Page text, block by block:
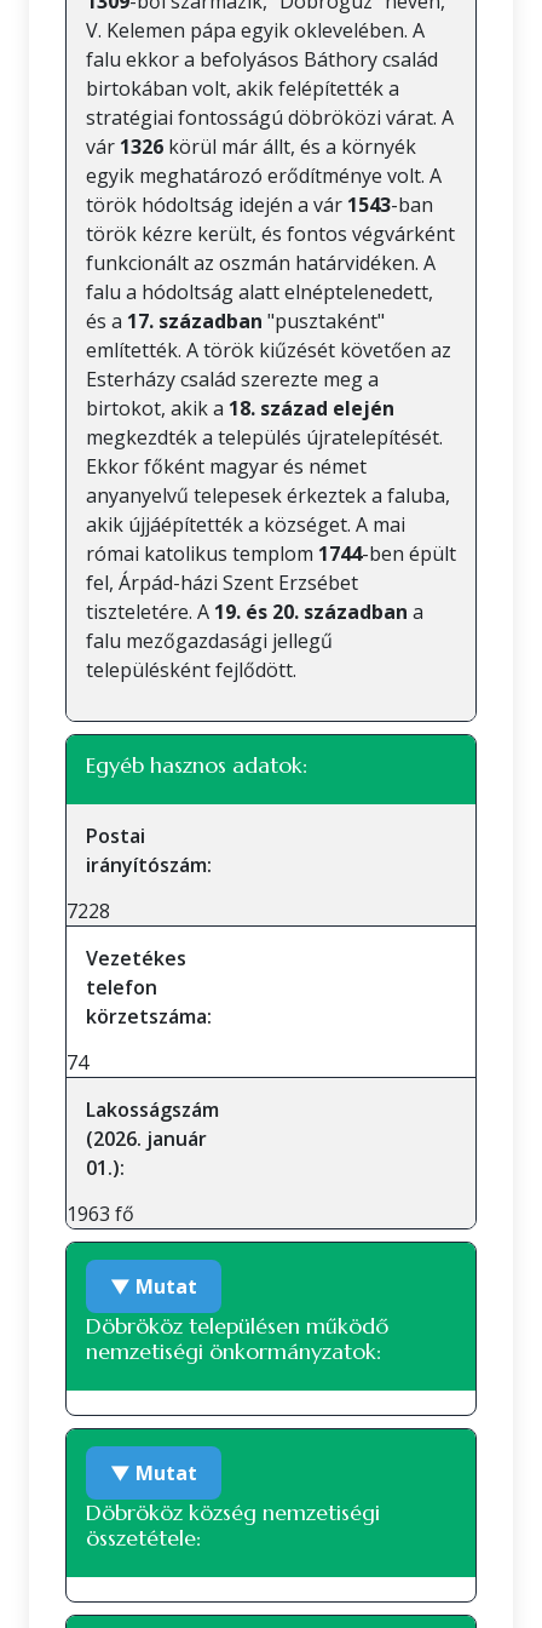
V. Kelemen pápa egyik oklevelében. A
falu ekkor a befolyásos Báthory család
birtokában volt, akik felépítették a
stratégiai fontosságú döbröközi várat. A
vár 1326 körül már állt, és a környék
egyik meghatározó erődítménye volt. A
török hódoltság idején a vár 1543-ban
török kézre került, és fontos végvárként
funkcionált az oszmán határvidéken. A
falu a hódoltság alatt elnéptelenedett,
és a 17. században "pusztaként"
említették. A török kiűzését követően az
Esterházy család szerezte meg a
birtokot, akik a 18. század elején
megkezdték a település újratelepítését.
Ekkor főként magyar és német
anyanyelvű telepesek érkeztek a faluba,
akik újjáépítették a községet. A mai
római katolikus templom 1744-ben épült
fel, Árpád-házi Szent Erzsébet
tiszteletére. A 19. és 20. században a
falu mezőgazdasági jellegű
településként fejlődött.
Egyéb hasznos adatok:
Postai
irányítószám:
7228
Vezetékes
telefon
körzetszáma:
74
Lakosságszám
(2026. január
01.):
1963 fő
▼ Mutat
Döbrököz településen működő
nemzetiségi önkormányzatok:
Roma nemzetiségi önkormányzat
▼ Mutat
Döbrököz község nemzetiségi
összetétele: